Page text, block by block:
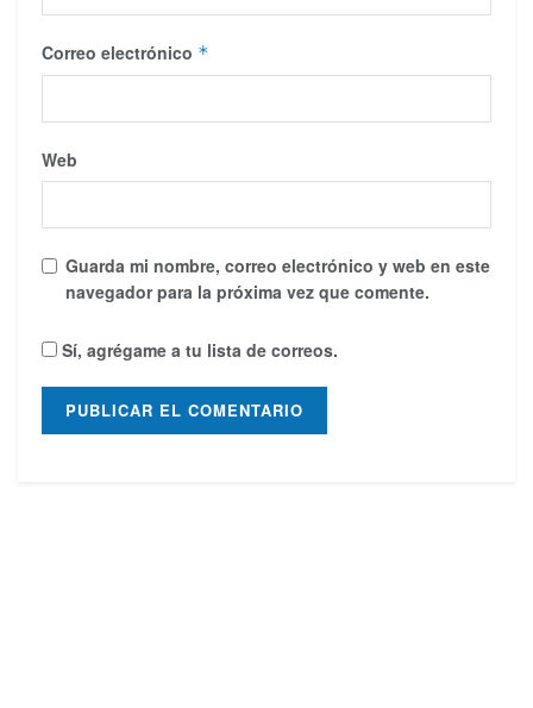
Correo electrónico *
Web
Guarda mi nombre, correo electrónico y web en este
navegador para la próxima vez que comente.
Sí, agrégame a tu lista de correos.